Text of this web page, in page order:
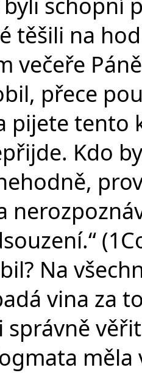
těšili na
večeře
přece
pijete tento
Kdo
Na
vina za
správně
měla